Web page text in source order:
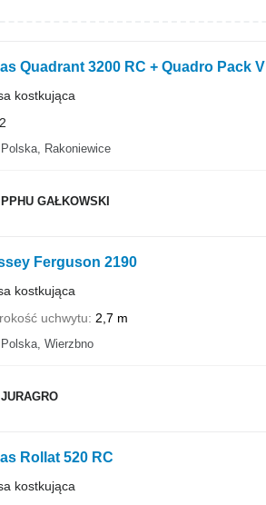
Quadrant 3200 RC + Quadro Pack V
kostkująca
Polska, Rakoniewice
PPHU GAŁKOWSKI
Ferguson 2190
kostkująca
uchwytu
2,7 m
Polska, Wierzbno
JURAGRO
Rollat 520 RC
kostkująca